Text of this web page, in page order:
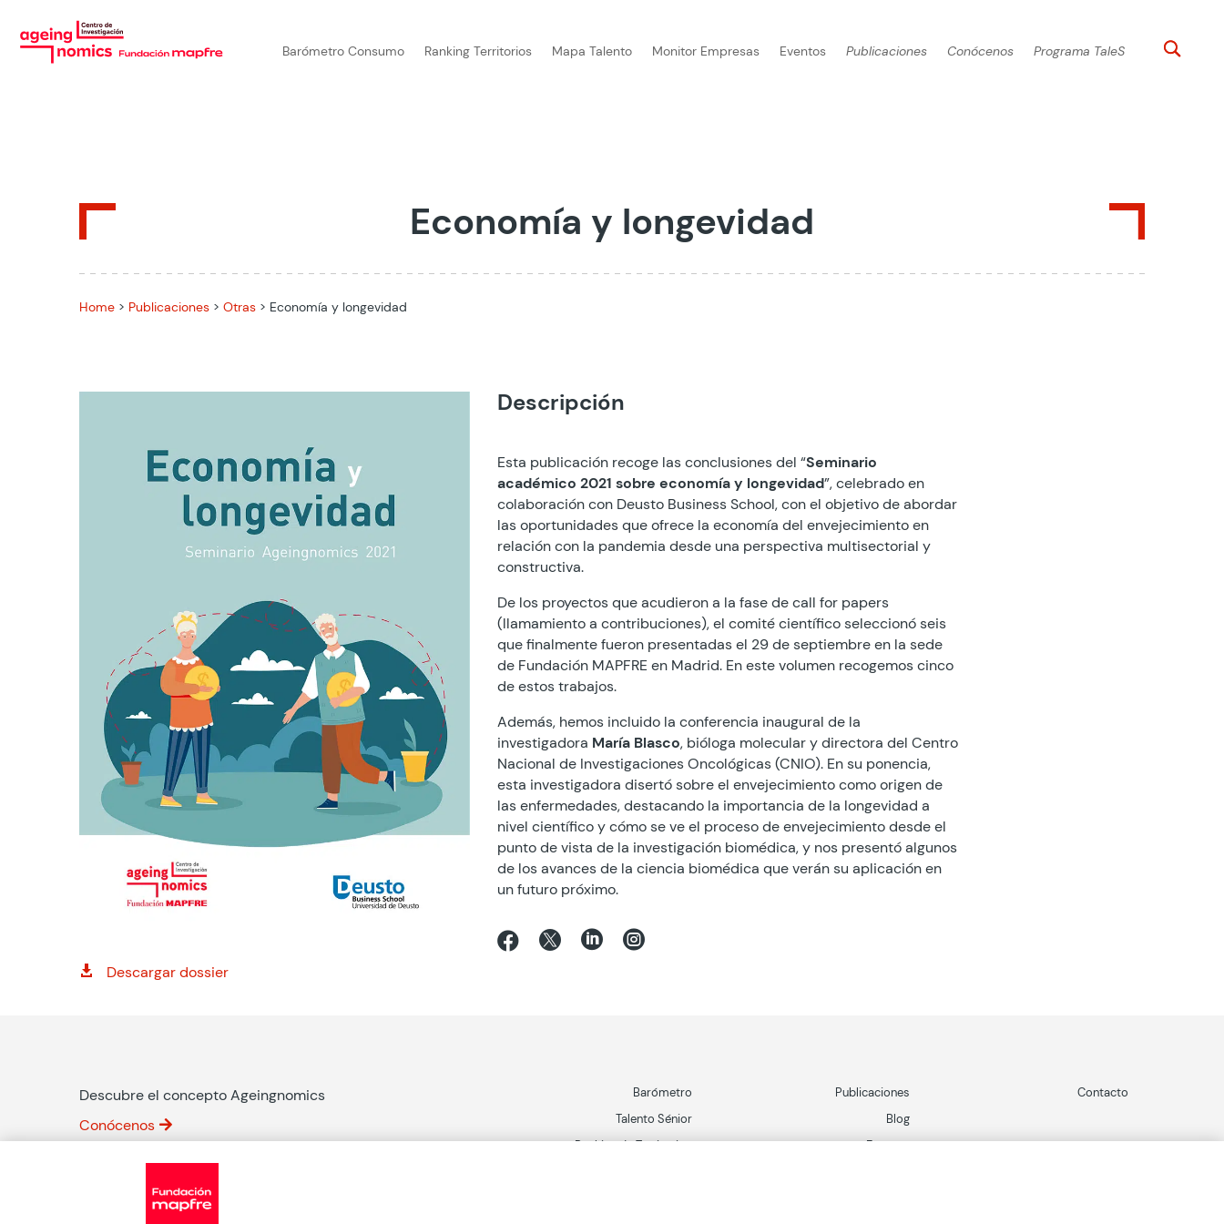
Barómetro Consumo Ranking Territorios Mapa Talento Monitor Empresas Eventos Publicaciones Conócenos Programa TaleS
Economía y longevidad
Home > Publicaciones >Otras > Economía y longevidad
 Descargar dossier
Descripción
Esta publicación recoge las conclusiones del “Seminario
académico 2021 sobre economía y longevidad”, celebrado en
colaboración con Deusto Business School, con el objetivo de abordar
las oportunidades que ofrece la economía del envejecimiento en
relación con la pandemia desde una perspectiva multisectorial y
constructiva.
De los proyectos que acudieron a la fase de call for papers
(llamamiento a contribuciones), el comité científico seleccionó seis
que finalmente fueron presentadas el 29 de septiembre en la sede
de Fundación MAPFRE en Madrid. En este volumen recogemos cinco
de estos trabajos.
Además, hemos incluido la conferencia inaugural de la
investigadora María Blasco, bióloga molecular y directora del Centro
Nacional de Investigaciones Oncológicas (CNIO). En su ponencia,
esta investigadora disertó sobre el envejecimiento como origen de
las enfermedades, destacando la importancia de la longevidad a
nivel científico y cómo se ve el proceso de envejecimiento desde el
punto de vista de la investigación biomédica, y nos presentó algunos
de los avances de la ciencia biomédica que verán su aplicación en
un futuro próximo.
   
Descubre el concepto Ageingnomics
Conócenos
Barómetro
Talento Sénior
Ranking de Territorios
Publicaciones
Blog
Eventos
Contacto